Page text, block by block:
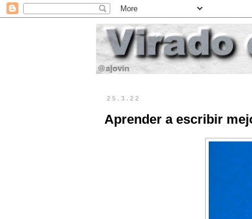
25.3.22
Aprender a escribir